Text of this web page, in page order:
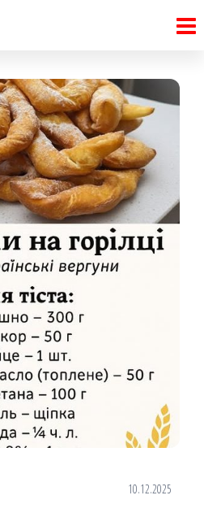
10.12.2025